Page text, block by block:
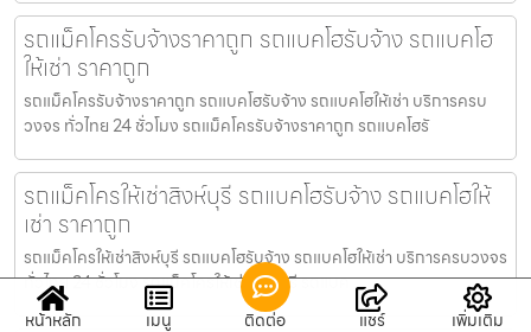
รถแม็คโครรับจ้างราคาถูก รถแบคโฮรับจ้าง รถแบคโฮ
ให้เช่า ราคาถูก
รถแม็คโครรับจ้างราคาถูก รถแบคโฮรับจ้าง รถแบคโฮให้เช่า บริการครบ
วงจร ทั่วไทย 24 ชั่วโมง รถแม็คโครรับจ้างราคาถูก รถแบคโฮรั
รถแม็คโครให้เช่าสิงห์บุรี รถแบคโฮรับจ้าง รถแบคโฮให้
เช่า ราคาถูก
รถแม็คโครให้เช่าสิงห์บุรี รถแบคโฮรับจ้าง รถแบคโฮให้เช่า บริการครบวงจร
ทั่วไทย 24 ชั่วโมง รถแม็คโครให้เช่าสิงห์บุรี รถแบค
หน้าหลัก
เมนู ติดต่อ แชร์ เพิ่มเติม